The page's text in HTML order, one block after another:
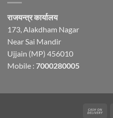
राजयन्त्र कार्यालय
173, Alakdham Nagar
Near Sai Mandir
Ujjain (MP) 456010
Mobile : 7000280005